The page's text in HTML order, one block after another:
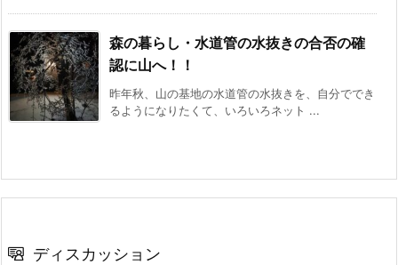
森の暮らし・水道管の水抜きの合否の確
認に山へ！！
昨年秋、山の基地の水道管の水抜きを、自分ででき
るようになりたくて、いろいろネット ...
ディスカッション